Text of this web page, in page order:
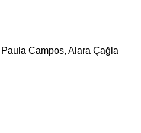
Campos, Alara Çağla